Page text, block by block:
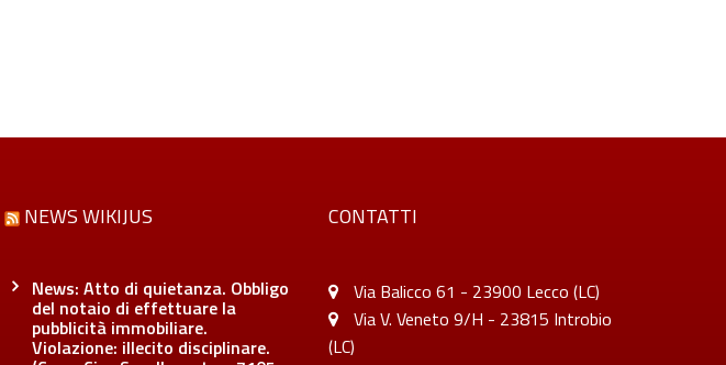
NEWS WIKIJUS
News: Atto di quietanza. Obbligo
del notaio di effettuare la
pubblicità immobiliare.
Violazione: illecito disciplinare.
CONTATTI
Via Balicco 61 - 23900 Lecco (LC)
Via V. Veneto 9/H - 23815 Introbio
(LC)